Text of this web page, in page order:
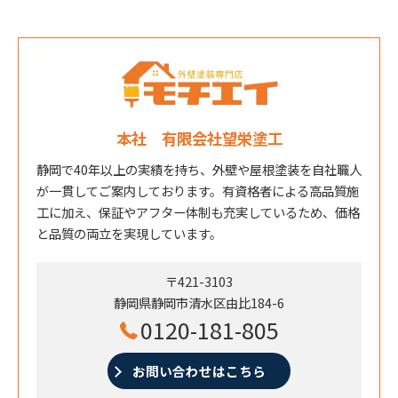
本社 有限会社望栄塗工
静岡で40年以上の実績を持ち、外壁や屋根塗装を自社職人
が一貫してご案内しております。有資格者による高品質施
工に加え、保証やアフター体制も充実しているため、価格
と品質の両立を実現しています。
〒421-3103
静岡県静岡市清水区由比184-6
0120-181-805
お問い合わせはこちら